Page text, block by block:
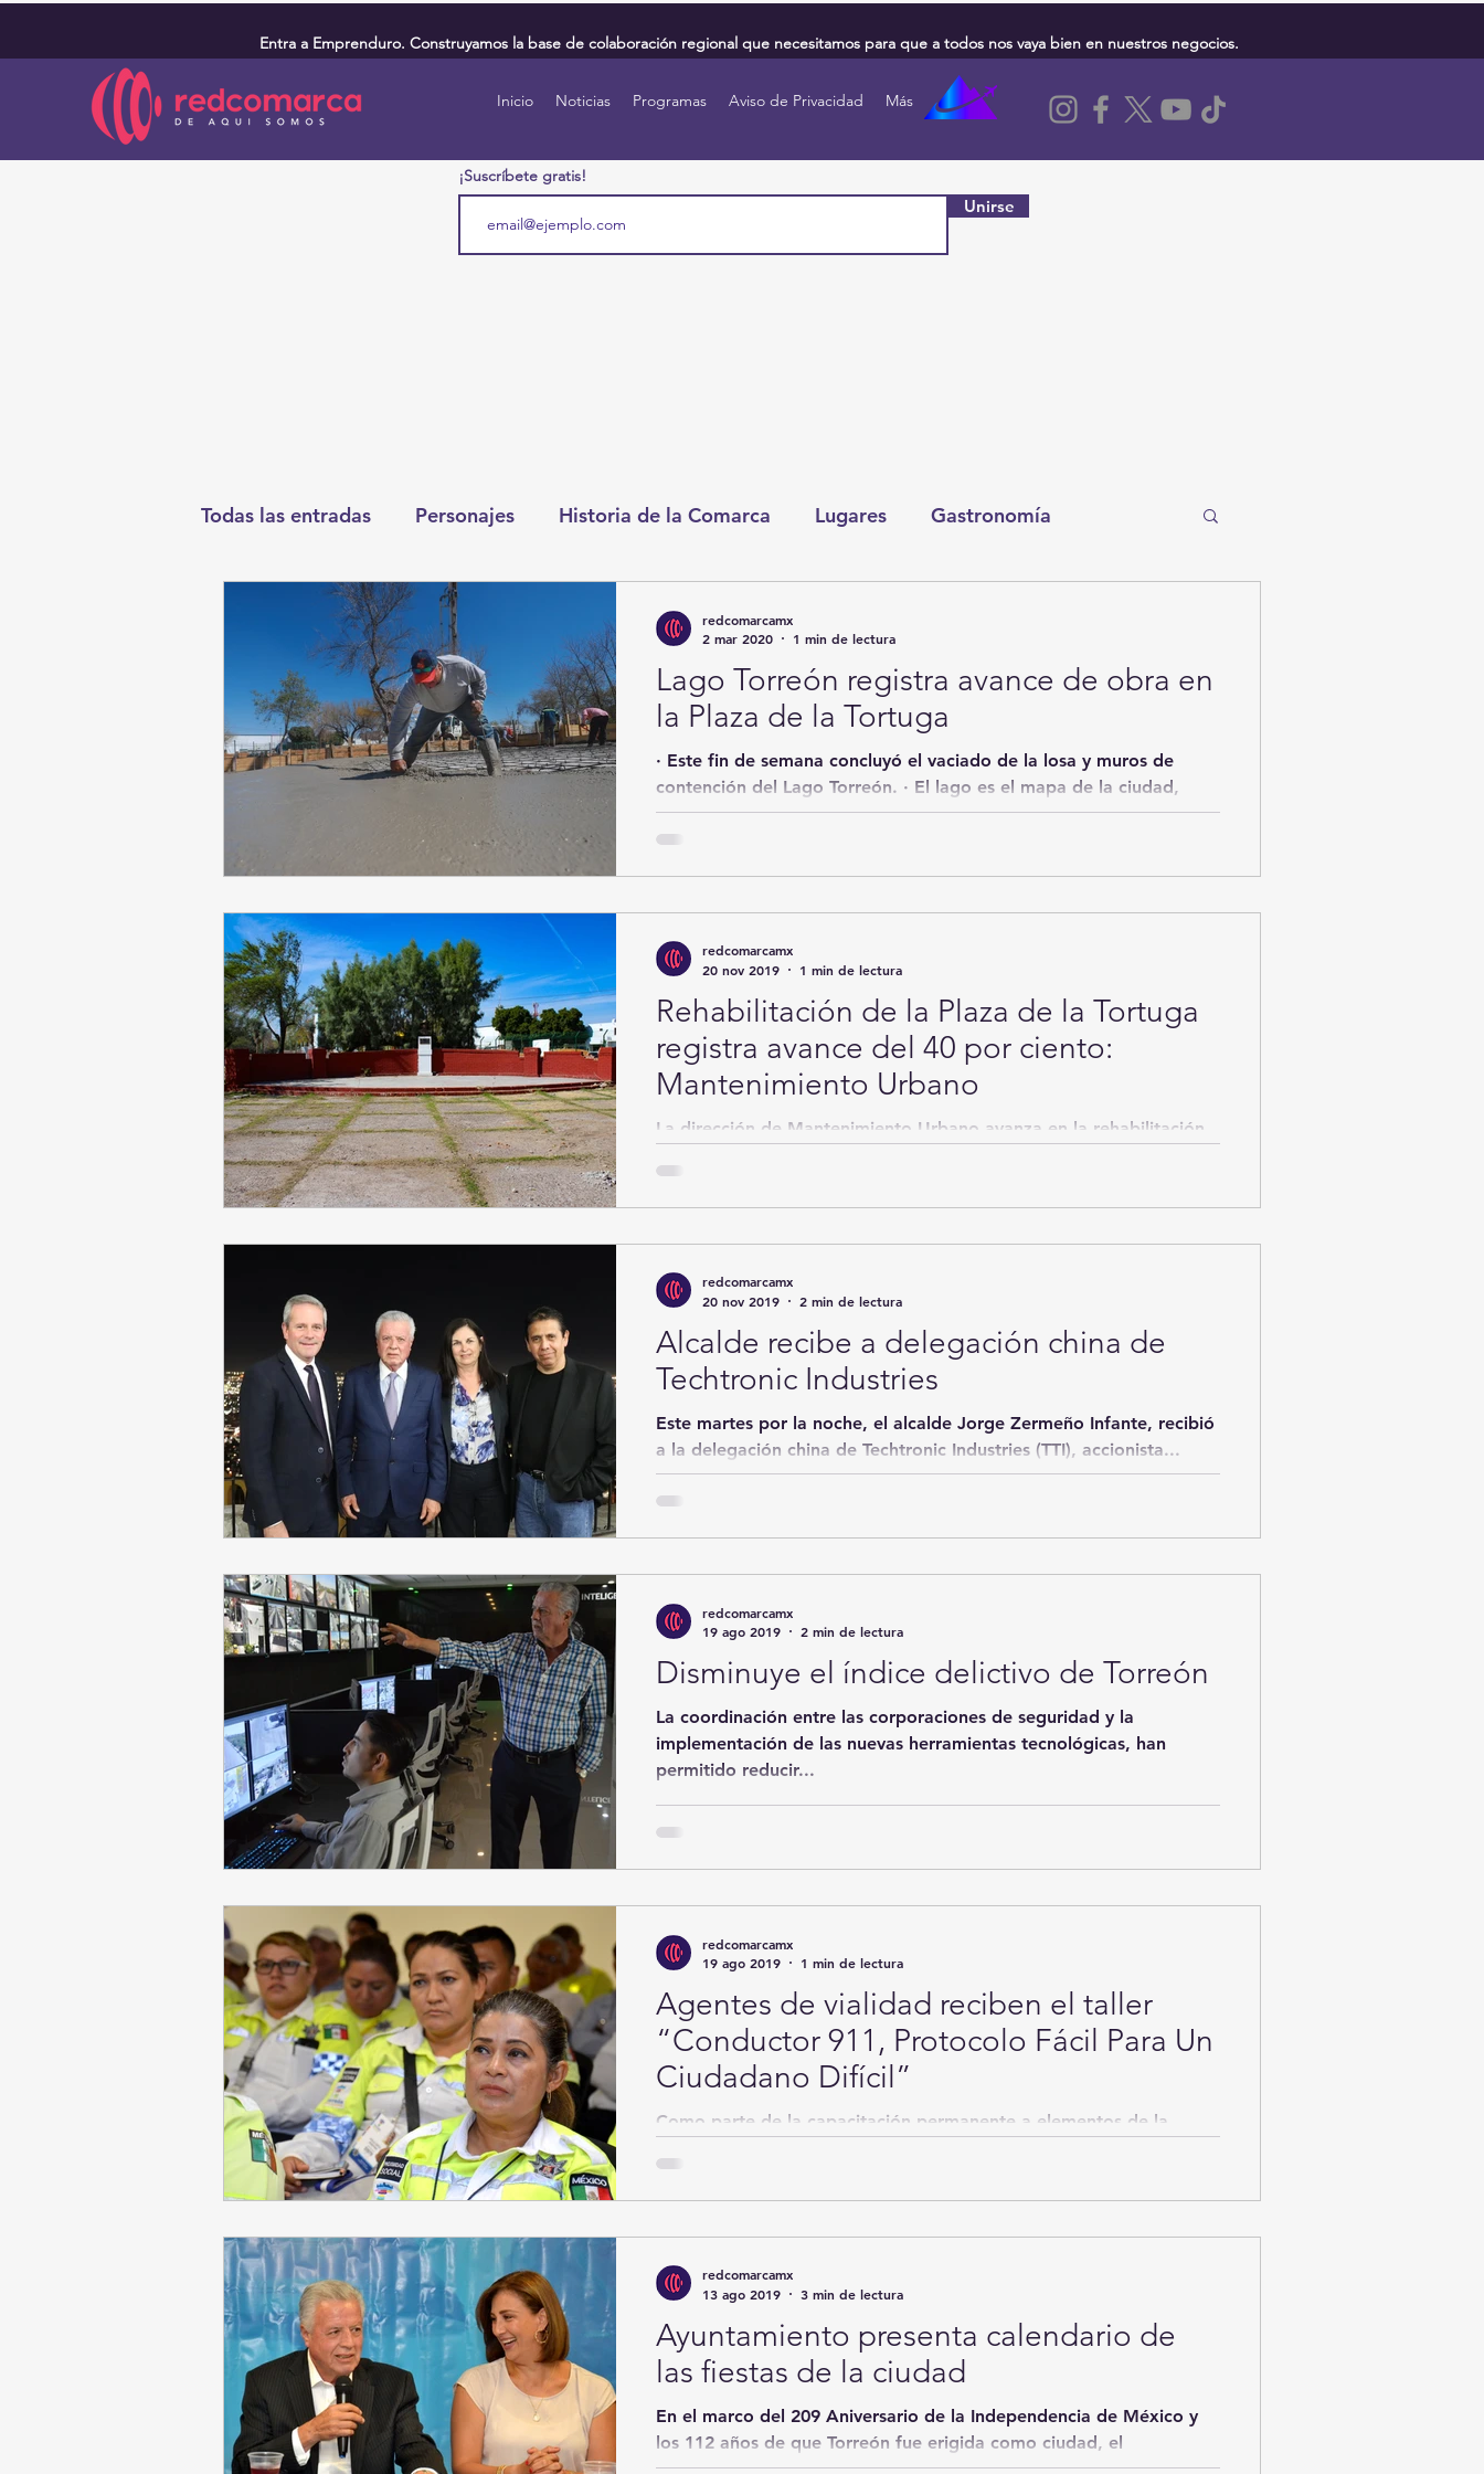
Entra a Emprenduro. Construyamos la base de colaboración regional que necesitamos para que a todos nos vaya bien en nuestros negocios.
Inicio Noticias Programas Aviso de Privacidad Más
¡Suscríbete gratis!
Unirse
Todas las entradas Personajes Historia de la Comarca Lugares Gastronomía
Deportes Salud
Round Cero Columnistas CDMX Nacionales Internacionales Tecnología
Chismes Qué Curioso Gómez Palacio Comics Derechairos Fragmentos de la Historia
Durango Titulares en Inicio
Santa Aurelia de los Vientos San Pedro
Lago Torreón registra avance de obra en
la Plaza de la Tortuga
· Este fin de semana concluyó el vaciado de la losa y muros de
contención del Lago Torreón. · El lago es el mapa de la ciudad,
abarcando...
redcomarcamx
2 mar 2020
1 min de lectura
Rehabilitación de la Plaza de la Tortuga
registra avance del 40 por ciento:
Mantenimiento Urbano
La dirección de Mantenimiento Urbano avanza en la rehabilitación
mes...
redcomarcamx
20 nov 2019
1 min de lectura
Alcalde recibe a delegación china de
Techtronic Industries
Este martes por la noche, el alcalde Jorge Zermeño Infante, recibió
a la delegación china de Techtronic Industries (TTI), accionista...
redcomarcamx
20 nov 2019
2 min de lectura
Disminuye el índice delictivo de Torreón
La coordinación entre las corporaciones de seguridad y la
implementación de las nuevas herramientas tecnológicas, han
permitido reducir...
redcomarcamx
19 ago 2019
2 min de lectura
Agentes de vialidad reciben el taller
“Conductor 911, Protocolo Fácil Para Un
Ciudadano Difícil”
Como parte de la capacitación permanente a elementos de la
atención de...
redcomarcamx
19 ago 2019
1 min de lectura
Ayuntamiento presenta calendario de
las fiestas de la ciudad
En el marco del 209 Aniversario de la Independencia de México y
los 112 años de que Torreón fue erigida como ciudad, el
Ayuntamiento...
redcomarcamx
13 ago 2019
3 min de lectura